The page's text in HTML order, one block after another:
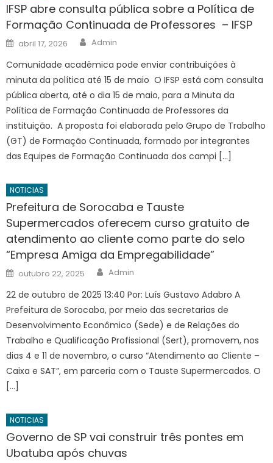
IFSP abre consulta pública sobre a Política de
Formação Continuada de Professores – IFSP
Posted
on
abril 17, 2026 Author
Admin
Comunidade acadêmica pode enviar contribuições à
minuta da política até 15 de maio O IFSP está com consulta
pública aberta, até o dia 15 de maio, para a Minuta da
Política de Formação Continuada de Professores da
instituição. A proposta foi elaborada pelo Grupo de Trabalho
(GT) de Formação Continuada, formado por integrantes
das Equipes de Formação Continuada dos campi […]
NOTICIAS
Prefeitura de Sorocaba e Tauste
Supermercados oferecem curso gratuito de
atendimento ao cliente como parte do selo
“Empresa Amiga da Empregabilidade”
Posted
on
outubro 22, 2025 Author
Admin
22 de outubro de 2025 13:40 Por: Luís Gustavo Adabro A
Prefeitura de Sorocaba, por meio das secretarias de
Desenvolvimento Econômico (Sede) e de Relações do
Trabalho e Qualificação Profissional (Sert), promovem, nos
dias 4 e 11 de novembro, o curso “Atendimento ao Cliente –
Caixa e SAT”, em parceria com o Tauste Supermercados. O
[…]
NOTICIAS
Governo de SP vai construir três pontes em
Ubatuba após chuvas